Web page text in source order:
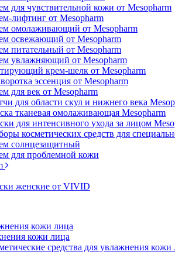
для чувствительной кожи от Mesopharm
лифтинг от Mesopharm
омолаживающий от Mesopharm
освежающий от Mesopharm
питательный от Mesopharm
увлажняющий от Mesopharm
крем-шелк от Mesopharm
эссенция от Mesopharm
для век от Mesopharm
для области скул и нижнего века
тканевая омолаживающая Mesopharm
для интенсивного ухода за лицом
косметических средств для
солнцезащитный
для проблемной кожи
женские от VIVID
кожи лица
кожи лица
средства для увлажнения кожи